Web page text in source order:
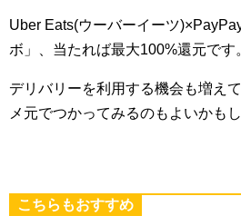
Uber Eats(ウーバーイーツ
ボ」、当たれば最大100%還元です
デリバリーを利用する機会も増え
メ元でつかってみるのもよいかも
こちらもおすすめ